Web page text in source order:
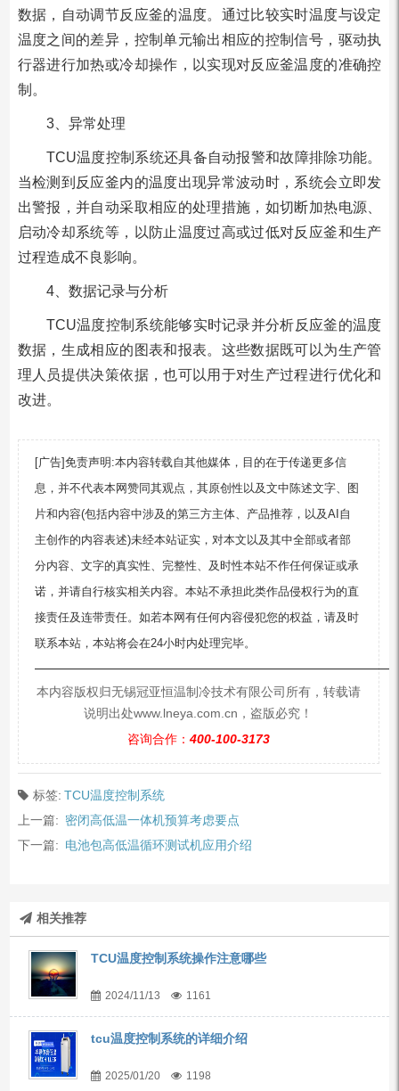
数据，自动调节反应釜的温度。通过比较实时温度与设定
温度之间的差异，控制单元输出相应的控制信号，驱动执
行器进行加热或冷却操作，以实现对反应釜温度的准确控
制。
3、异常处理
TCU温度控制系统还具备自动报警和故障排除功能。
当检测到反应釜内的温度出现异常波动时，系统会立即发
出警报，并自动采取相应的处理措施，如切断加热电源、
启动冷却系统等，以防止温度过高或过低对反应釜和生产
过程造成不良影响。
4、数据记录与分析
TCU温度控制系统能够实时记录并分析反应釜的温度
数据，生成相应的图表和报表。这些数据既可以为生产管
理人员提供决策依据，也可以用于对生产过程进行优化和
改进。
[广告]免责声明:本内容转载自其他媒体，目的在于传递更多信
息，并不代表本网赞同其观点，其原创性以及文中陈述文字、图
片和内容(包括内容中涉及的第三方主体、产品推荐，以及AI自
主创作的内容表述)未经本站证实，对本文以及其中全部或者部
分内容、文字的真实性、完整性、及时性本站不作任何保证或承
诺，并请自行核实相关内容。本站不承担此类作品侵权行为的直
接责任及连带责任。如若本网有任何内容侵犯您的权益，请及时
联系本站，本站将会在24小时内处理完毕。
本内容版权归无锡冠亚恒温制冷技术有限公司所有，转载请
说明出处www.lneya.com.cn，盗版必究！
咨询合作： 400-100-3173
标签: TCU温度控制系统
上一篇: 密闭高低温一体机预算考虑要点
下一篇: 电池包高低温循环测试机应用介绍
相关推荐
TCU温度控制系统操作注意哪些
2024/11/13 1161
tcu温度控制系统的详细介绍
2025/01/20 1198